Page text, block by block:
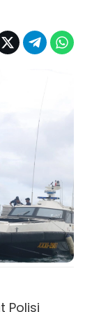
Polisi